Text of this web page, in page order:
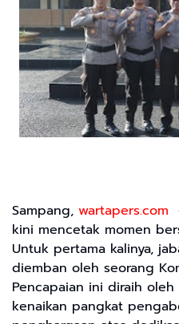
Sampang, wartapers.com
kini mencetak momen
Untuk pertama kalinya,
diemban oleh seorang
Pencapaian ini diraih
kenaikan pangkat